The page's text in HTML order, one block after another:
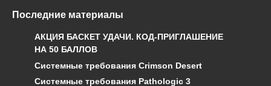
Последние материалы
АКЦИЯ БАСКЕТ УДАЧИ. КОД-ПРИГЛАШЕНИЕ
НА 50 БАЛЛОВ
Системные требования Crimson Desert
Системные требования Pathologic 3